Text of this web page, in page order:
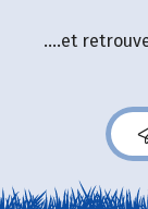
....et